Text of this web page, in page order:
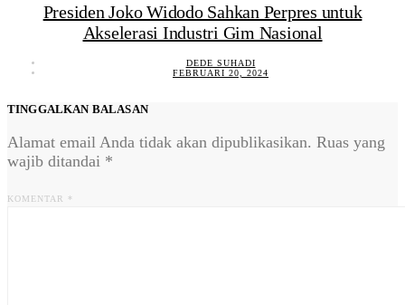
Presiden Joko Widodo Sahkan Perpres untuk
Akselerasi Industri Gim Nasional
DEDE SUHADI
FEBRUARI 20, 2024
TINGGALKAN BALASAN
Alamat email Anda tidak akan dipublikasikan. Ruas yang
wajib ditandai *
KOMENTAR *